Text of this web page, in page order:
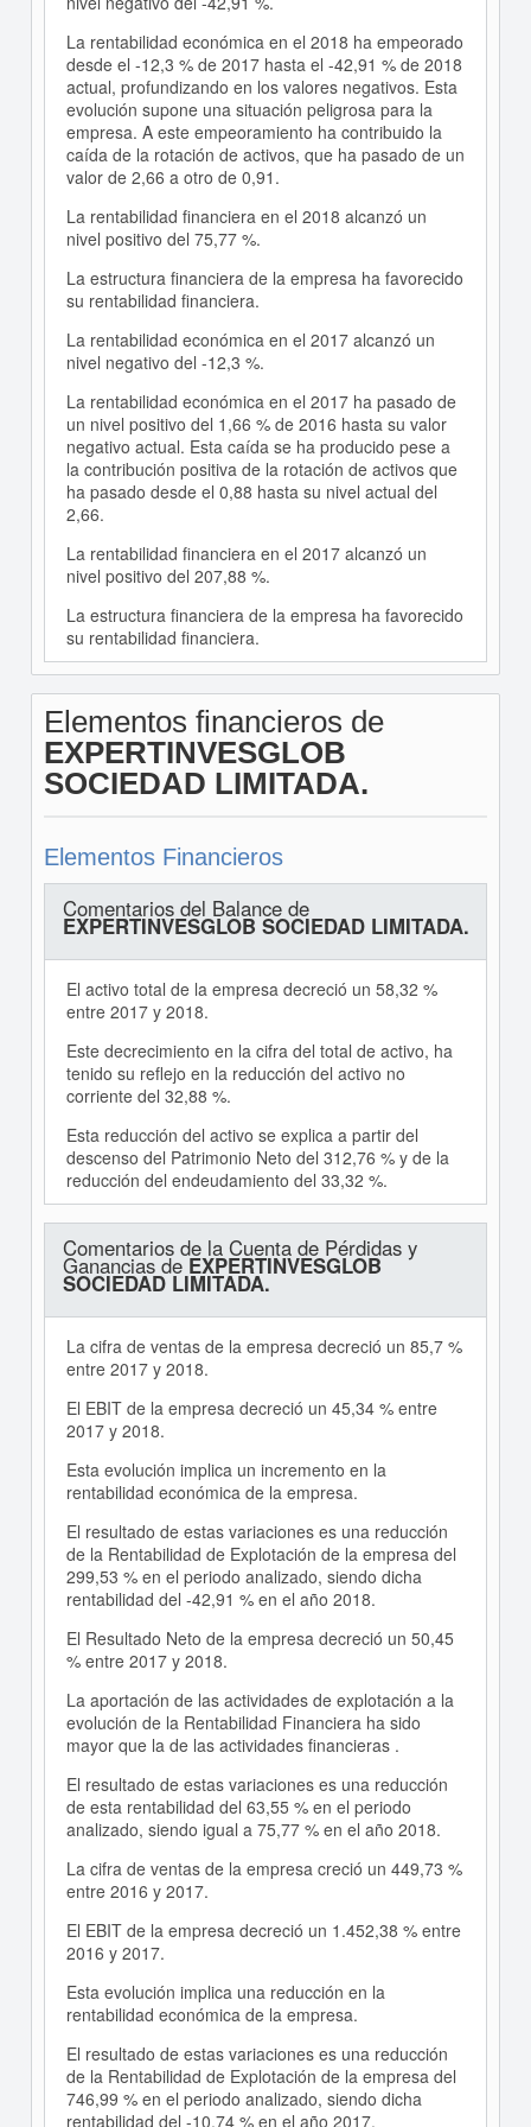
La rentabilidad económica en el 2018 ha empeorado
desde el -12,3 % de 2017 hasta el -42,91 % de 2018
actual, profundizando en los valores negativos. Esta
evolución supone una situación peligrosa para la
empresa. A este empeoramiento ha contribuido la
caída de la rotación de activos, que ha pasado de un
valor de 2,66 a otro de 0,91.
La rentabilidad financiera en el 2018 alcanzó un
nivel positivo del 75,77 %.
La estructura financiera de la empresa ha favorecido
su rentabilidad financiera.
La rentabilidad económica en el 2017 alcanzó un
nivel negativo del -12,3 %.
La rentabilidad económica en el 2017 ha pasado de
un nivel positivo del 1,66 % de 2016 hasta su valor
negativo actual. Esta caída se ha producido pese a
la contribución positiva de la rotación de activos que
ha pasado desde el 0,88 hasta su nivel actual del
2,66.
La rentabilidad financiera en el 2017 alcanzó un
nivel positivo del 207,88 %.
La estructura financiera de la empresa ha favorecido
su rentabilidad financiera.
Elementos financieros de
EXPERTINVESGLOB
SOCIEDAD LIMITADA.
Elementos Financieros
Comentarios del Balance de
EXPERTINVESGLOB SOCIEDAD LIMITADA.
El activo total de la empresa decreció un 58,32 %
entre 2017 y 2018.
Este decrecimiento en la cifra del total de activo, ha
tenido su reflejo en la reducción del activo no
corriente del 32,88 %.
Esta reducción del activo se explica a partir del
descenso del Patrimonio Neto del 312,76 % y de la
reducción del endeudamiento del 33,32 %.
Comentarios de la Cuenta de Pérdidas y
Ganancias deEXPERTINVESGLOB
SOCIEDAD LIMITADA.
La cifra de ventas de la empresa decreció un 85,7 %
entre 2017 y 2018.
El EBIT de la empresa decreció un 45,34 % entre
2017 y 2018.
Esta evolución implica un incremento en la
rentabilidad económica de la empresa.
El resultado de estas variaciones es una reducción
de la Rentabilidad de Explotación de la empresa del
299,53 % en el periodo analizado, siendo dicha
rentabilidad del -42,91 % en el año 2018.
El Resultado Neto de la empresa decreció un 50,45
% entre 2017 y 2018.
La aportación de las actividades de explotación a la
evolución de la Rentabilidad Financiera ha sido
mayor que la de las actividades financieras .
El resultado de estas variaciones es una reducción
de esta rentabilidad del 63,55 % en el periodo
analizado, siendo igual a 75,77 % en el año 2018.
La cifra de ventas de la empresa creció un 449,73 %
entre 2016 y 2017.
El EBIT de la empresa decreció un 1.452,38 % entre
2016 y 2017.
Esta evolución implica una reducción en la
rentabilidad económica de la empresa.
El resultado de estas variaciones es una reducción
de la Rentabilidad de Explotación de la empresa del
746,99 % en el periodo analizado, siendo dicha
rentabilidad del -10,74 % en el año 2017.